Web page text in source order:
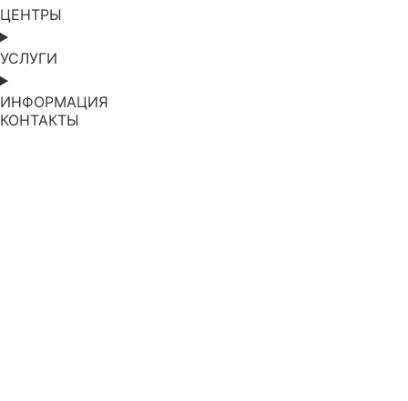
ЦЕНТРЫ
УСЛУГИ
ИНФОРМАЦИЯ
КОНТАКТЫ